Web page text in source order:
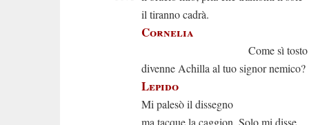
il tiranno cadrà.
Cornelia
Come sì tosto
divenne Achilla al tuo signor nemico?
Lepido
Mi palesò il dissegno
ma tacque la caggion. Solo mi disse